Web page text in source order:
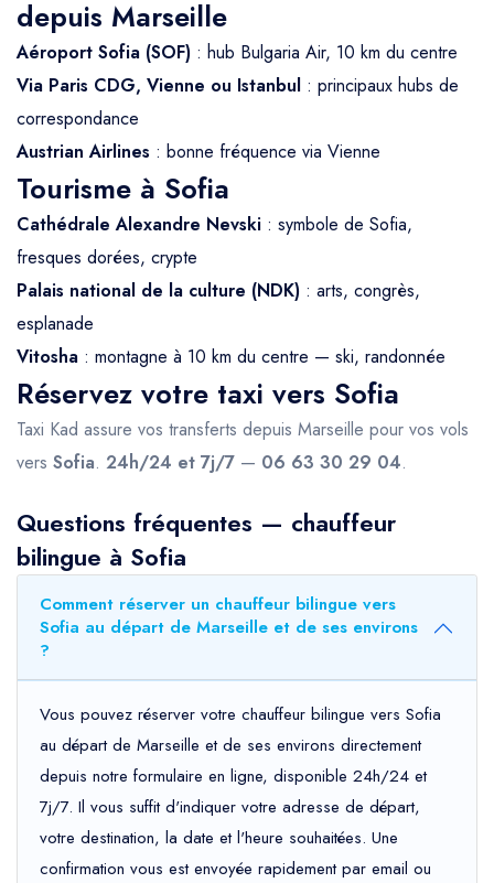
depuis Marseille
Aéroport Sofia (SOF) : hub Bulgaria Air, 10 km du centre
Via Paris CDG, Vienne ou Istanbul : principaux hubs de
correspondance
Austrian Airlines : bonne fréquence via Vienne
Tourisme à Sofia
Cathédrale Alexandre Nevski : symbole de Sofia,
fresques dorées, crypte
Palais national de la culture (NDK) : arts, congrès,
esplanade
Vitosha : montagne à 10 km du centre — ski, randonnée
Réservez votre taxi vers Sofia
Taxi Kad assure vos transferts depuis Marseille pour vos vols
vers Sofia. 24h/24 et 7j/7 — 06 63 30 29 04.
Questions fréquentes — chauffeur
bilingue à Sofia
Comment réserver un chauffeur bilingue vers
Sofia au départ de Marseille et de ses environs
?
Vous pouvez réserver votre chauffeur bilingue vers Sofia
au départ de Marseille et de ses environs directement
depuis notre formulaire en ligne, disponible 24h/24 et
7j/7. Il vous suffit d'indiquer votre adresse de départ,
votre destination, la date et l'heure souhaitées. Une
confirmation vous est envoyée rapidement par email ou